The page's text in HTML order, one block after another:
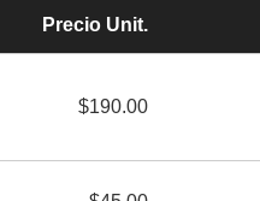
Precio Unit.
$190.00